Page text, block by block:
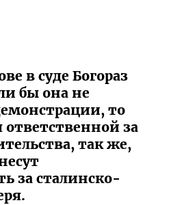
в суде Богораз
бы она не
то
ответственной за
так же,
за сталинско-